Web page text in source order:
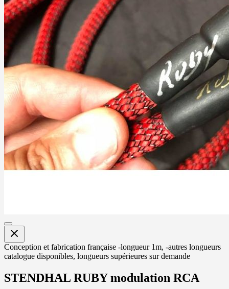
Conception et fabrication française -longueur 1m, -autres longueurs
catalogue disponibles, longueurs supérieures sur demande
STENDHAL RUBY modulation RCA